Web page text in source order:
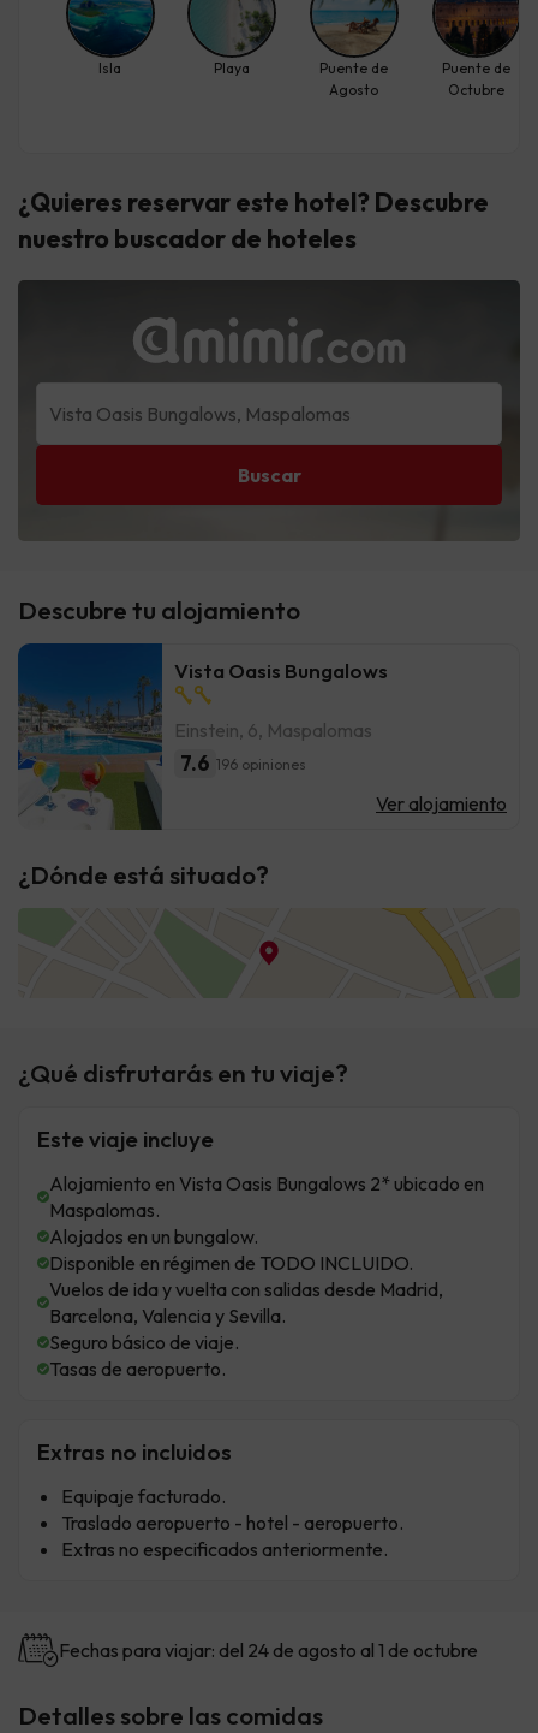
Descubre tu alojamiento
Vista Oasis Bungalows
Einstein, 6, Maspalomas
7.6 196 opiniones
Ver alojamiento
¿Dónde está situado?
¿Qué disfrutarás en tu viaje?
Este viaje incluye
Alojamiento en Vista Oasis Bungalows 2* ubicado en
Maspalomas.
Alojados en un bungalow.
Disponible en régimen de TODO INCLUIDO.
Vuelos de ida y vuelta con salidas desde Madrid,
Barcelona, Valencia y Sevilla.
Seguro básico de viaje.
Tasas de aeropuerto.
Extras no incluidos
Equipaje facturado.
Traslado aeropuerto - hotel - aeropuerto.
Extras no especificados anteriormente.
Fechas para viajar: del 24 de agosto al 1 de octubre
Detalles sobre las comidas
Isla Playa
Puente de
Agosto
Puente de
Octubre
¿Quieres reservar este hotel? Descubre
nuestro buscador de hoteles
Buscar